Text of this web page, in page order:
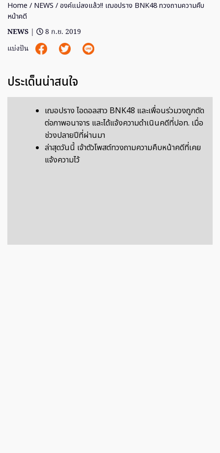
Home / NEWS / องค์แม่ลงแล้ว!! เฌอปราง BNK48 ทวงถามความคืบ
หน้าคดี
NEWS |
8 ก.ย. 2019
แบ่งปัน
ประเด็นน่าสนใจ
เฌอปราง ไอดอลสาว BNK48 และเพื่อนร่วมวงถูกตัด
ต่อภาพอนาจาร และได้แจ้งความดำเนินคดีที่ปอท. เมื่อ
ช่วงปลายปีที่ผ่านมา
ล่าสุดวันนี้ เจ้าตัวโพสต์ทวงถามความคืบหน้าคดีที่เคย
แจ้งความไว้